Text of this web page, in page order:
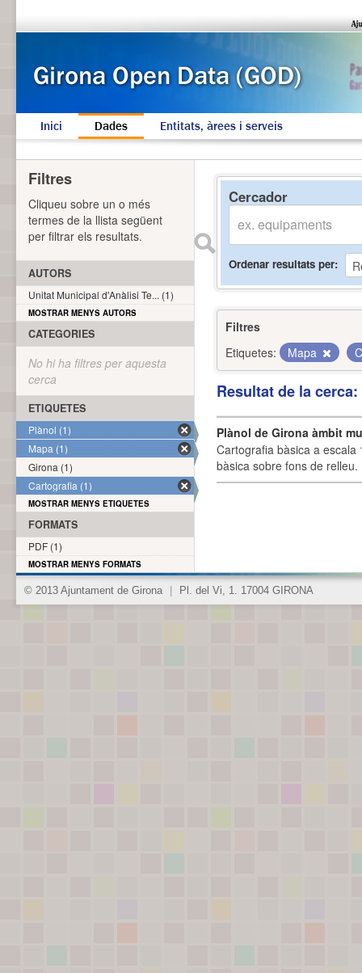
Inici Dades Entitats, àrees i serveis
Cercador
Ordenar resultats per
Filtres
Etiquetes:
Mapa
Resultat de la
Plànol de Girona àmbit
Cartografia bàsica a
bàsica sobre fons de
Filtres
Cliqueu sobre un o més
termes de la llista següent
per filtrar els resultats.
AUTORS
Unitat Municipal d'Anàlisi Te... (1)
MOSTRAR MENYS AUTORS
CATEGORIES
No hi ha filtres per aquesta
cerca
ETIQUETES
Plànol (1)
Mapa (1)
Girona (1)
Cartografia (1)
MOSTRAR MENYS ETIQUETES
FORMATS
PDF (1)
MOSTRAR MENYS FORMATS
© 2013 Ajuntament de Girona Pl. del Vi, 1. 17004 GIRONA